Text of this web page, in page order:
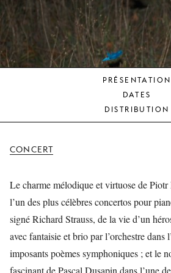
JEUNE
PUBLIC
PRÉSENTATION
DATES
DISTRIBUTION
CONCERT
Le charme mélodique et virtuose de
l’un des plus célèbres concertos pour
signé Richard Strauss, de la vie d’un
avec fantaisie et brio par l’orchestre dans
imposants poèmes symphoniques ; et le
fascinant de Pascal Dusapin dans l’une